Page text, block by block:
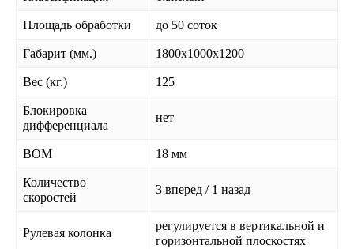
Площадь обработки до 50 соток
Габарит (мм.) 1800х1000х1200
Вес (кг.) 125
Блокировка
дифференциала
нет
ВОМ 18 мм
Количество
скоростей
3 вперед / 1 назад
Рулевая колонка
регулируется в вертикальной и
горизонтальной плоскостях